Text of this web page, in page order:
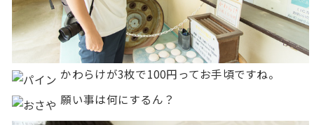
かわらけが3枚で100円ってお手頃ですね。
願い事は何にするん？